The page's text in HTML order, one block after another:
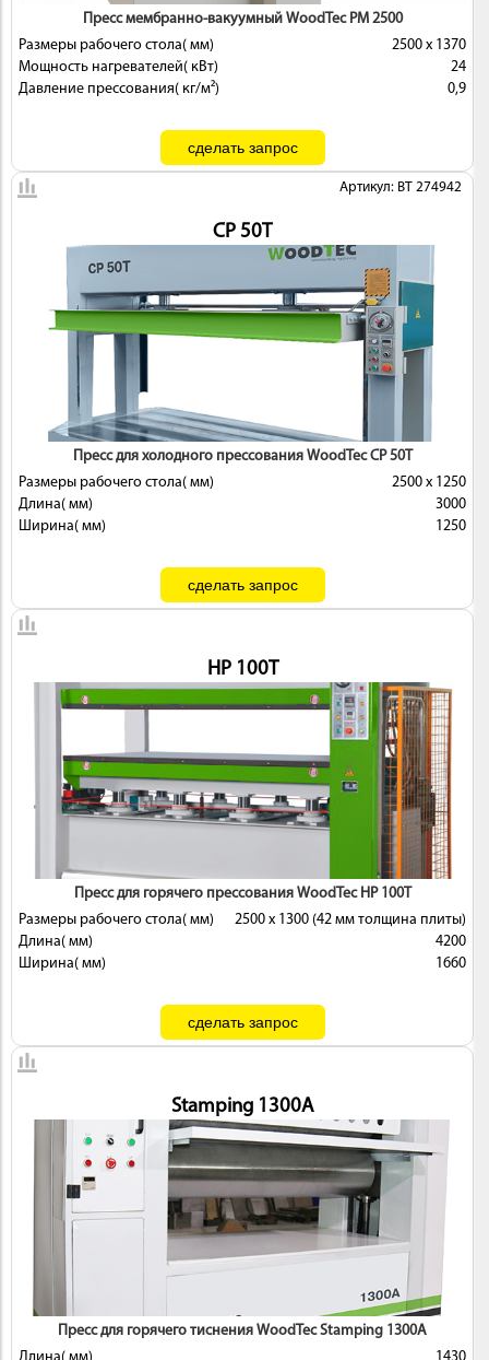
Пресс мембранно-вакуумный WoodTec PM 2500
Размеры рабочего стола( мм)
2500 х 1370
Мощность нагревателей( кВт)
24
Давление прессования( кг/м²)
0,9
Артикул: BT 274942
CP 50T
Пресс для холодного прессования WoodTec CP 50T
Размеры рабочего стола( мм)
2500 x 1250
Длина( мм)
3000
Ширина( мм)
1250
HP 100T
Пресс для горячего прессования WoodTec HP 100T
Размеры рабочего стола( мм)
2500 х 1300 (42 мм толщина плиты)
Длина( мм)
4200
Ширина( мм)
1660
Stamping 1300A
Пресс для горячего тиснения WoodTec Stamping 1300A